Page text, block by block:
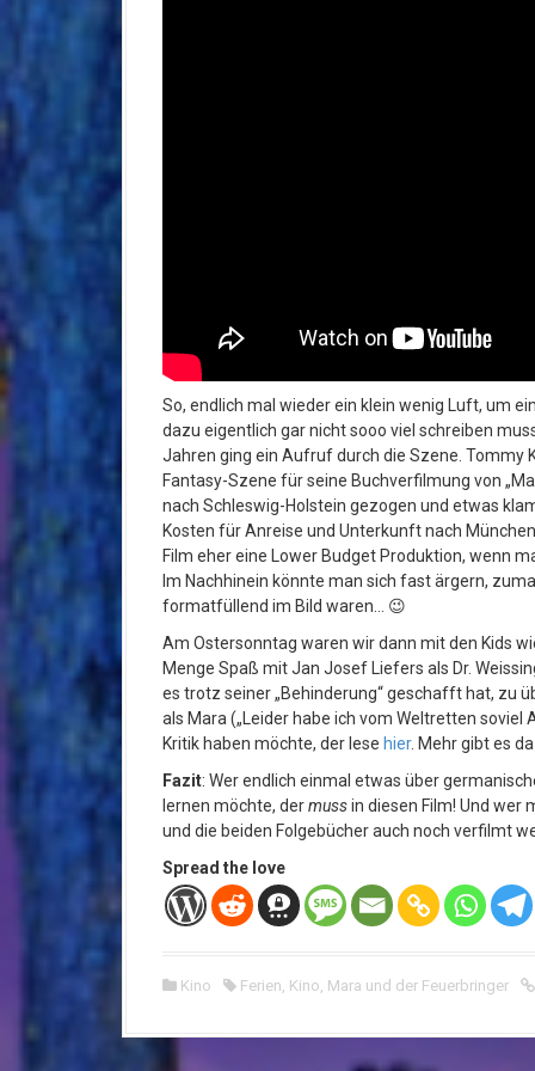
So, endlich mal wieder ein klein wenig Luft, um
dazu eigentlich gar nicht sooo viel schreiben
Jahren ging ein Aufruf durch die Szene. Tommy
Fantasy-Szene für seine Buchverfilmung von
nach Schleswig-Holstein gezogen und etwas
Kosten für Anreise und Unterkunft nach
Film eher eine Lower Budget Produktion, wenn
Im Nachhinein könnte man sich fast ärgern,
formatfüllend im Bild waren… 😉
Am Ostersonntag waren wir dann mit den Kids
Menge Spaß mit Jan Josef Liefers als Dr.
es trotz seiner „Behinderung“ geschafft hat, zu
als Mara („Leider habe ich vom Weltretten soviel
Kritik haben möchte, der lese hier. Mehr gibt es
Fazit: Wer endlich einmal etwas über
lernen möchte, dermussin diesen Film! Und wer
und die beiden Folgebücher auch noch verfilmt
Spread the love
Kino Ferien Kino Mara und der Feuerbringer